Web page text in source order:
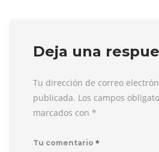
Deja una
Tu dirección de correo
publicada. Los campos
marcados con *
Tu comentario *